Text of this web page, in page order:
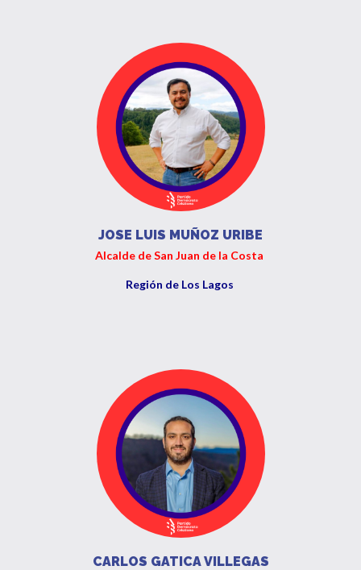
JOSE LUIS MUÑOZ URIBE
Alcalde de San Juan de la Costa
Región de Los Lagos
CARLOS GATICA VILLEGAS